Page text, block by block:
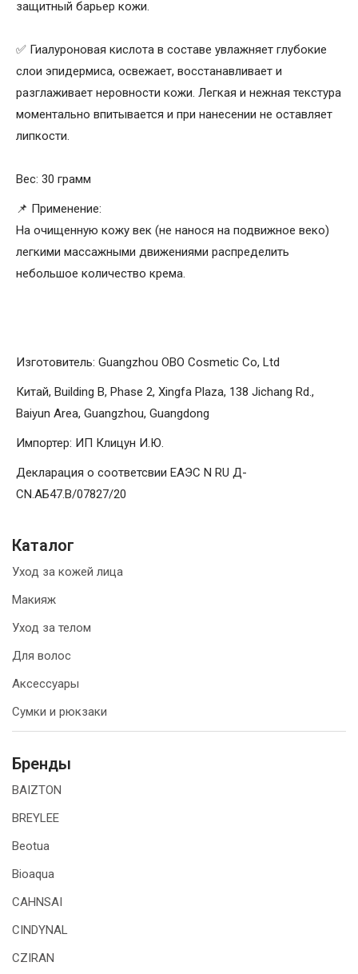
защитный барьер кожи.
✅ Гиалуроновая кислота в составе увлажняет глубокие
слои эпидермиса, освежает, восстанавливает и
разглаживает неровности кожи. Легкая и нежная текстура
моментально впитывается и при нанесении не оставляет
липкости.
Вес: 30 грамм
📌 Применение:
На очищенную кожу век (не нанося на подвижное веко)
легкими массажными движениями распределить
небольшое количество крема.
Изготовитель: Guangzhou OBO Cosmetic Co, Ltd
Китай, Building B, Phase 2, Xingfa Plaza, 138 Jichang Rd.,
Baiyun Area, Guangzhou, Guangdong
Импортер: ИП Клицун И.Ю.
Декларация о соответсвии ЕАЭС N RU Д-
CN.АБ47.B/07827/20
Каталог
Уход за кожей лица
Макияж
Уход за телом
Для волос
Аксессуары
Сумки и рюкзаки
Бренды
BAIZTON
BREYLEE
Beotua
Bioaqua
CAHNSAI
CINDYNAL
CZIRAN